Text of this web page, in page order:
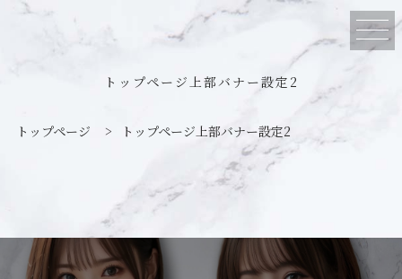
トップページ上部バナー設定2
トップページ > トップページ上部バナー設定2